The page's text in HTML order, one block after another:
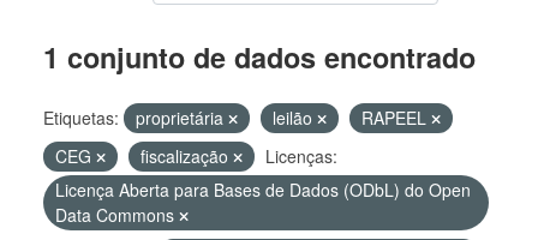
1 conjunto de dados encontrado
Etiquetas: proprietária leilão
RAPEEL
CEG
fiscalização
Licenças:
Licença Aberta para Bases de Dados (ODbL) do Open
Data Commons